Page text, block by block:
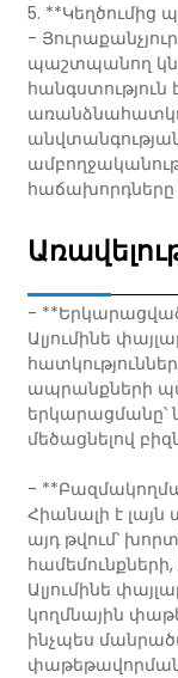
5.
-
պաշտպանող
հանգստություն
հաճախորդները
-
Ալյումինե
ապրանքների
երկարացմանը՝
մեծացնելով
-
Հիանալի է
այդ թվում՝
Ալյումինե
կողմնային
ինչպես